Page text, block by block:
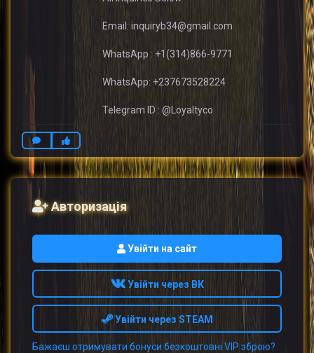
Email: inquiryb34@gmail.com
WhatsApp : +1(314)866-9771
WhatsApp: +237673528224
Telegram ID : @Loyaltyco
Авторизація
Увійти на сайт
Увійти через ВК
Увійти через STEAM
Бажаєш отримувати бонуси безкоштовні VIP зброю?